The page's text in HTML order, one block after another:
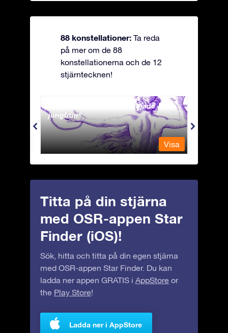
88 konstellationer: Ta reda
på mer om de 88
konstellationerna och de 12
stjärntecknen!
Andromeda - Den fastkedjade
jungfrun
Visa
Titta på din stjärna
med OSR-appen Star
Finder (iOS)!
Sök, hitta och titta på din egen stjärna
med OSR-appen Star Finder. Du kan
ladda ner appen GRATIS i AppStore or
the Play Store!
Ladda ner i AppStore